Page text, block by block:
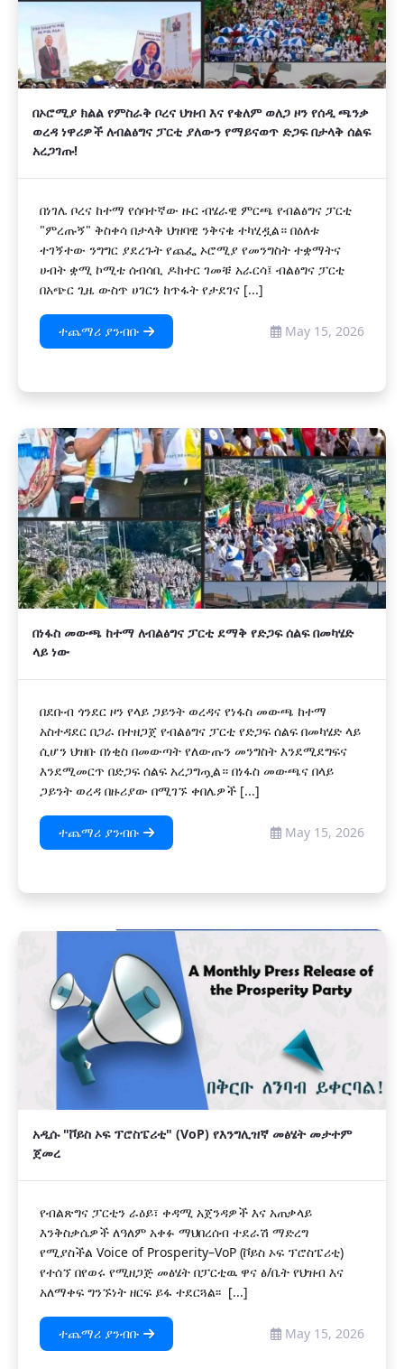
በኦሮሚያ ክልል የምስራቅ ቦረና ህዝብ እና የቄለም ወለጋ ዞን የሰዲ ጫንቃ
ወረዳ ነዋሪዎች ለብልፅግና ፓርቲ ያለውን የማይናወጥ ድጋፍ በታላቅ ሰልፍ
አረጋገጡ!
በነገሌ ቦረና ከተማ የሰባተኛው ዙር ብሄራዊ ምርጫ የብልፅግና ፓርቲ
"ምረጡኝ" ቅስቀሳ በታላቅ ህዝባዊ ንቅናቄ ተካሂዷል። በዕለቱ
ተገኝተው ንግግር ያደረጉት የጨፌ ኦሮሚያ የመንግስት ተቋማትና
ሀብት ቋሚ ኮሚቴ ሰብሳቢ ዶክተር ገመቹ አራርሳ፤ ብልፅግና ፓርቲ
በአጭር ጊዜ ውስጥ ሀገርን ከጥፋት የታደገና [...]
ተጨማሪ ያንብቡ May 15, 2026
በነፋስ መውጫ ከተማ ለብልፅግና ፓርቲ ደማቅ የድጋፍ ሰልፍ በመካሄድ
ላይ ነው
በደቡብ ጎንደር ዞን የላይ ጋይንት ወረዳና የነፋስ መውጫ ከተማ
አስተዳደር በጋራ በተዘጋጀ የብልፅግና ፓርቲ የድጋፍ ሰልፍ በመካሄድ ላይ
ሲሆን ህዝቡ በነቂስ በመውጣት የለውጡን መንግስት እንደሚደግፍና
እንደሚመርጥ በድጋፍ ሰልፍ አረጋግጧል። በነፋስ መውጫና በላይ
ጋይንት ወረዳ በዙሪያው በሚገኙ ቀበሌዎች [...]
ተጨማሪ ያንብቡ May 15, 2026
አዲሱ "ቮይስ ኦፍ ፕሮስፔሪቲ" (VoP) የእንግሊዝኛ መፅሄት መታተም
ጀመረ
የብልጽግና ፓርቲን ራዕይ፣ ቀዳሚ አጀንዳዎች እና አጠቃላይ
እንቅስቃሴዎች ለዓለም አቀፉ ማህበረሰብ ተደራሽ ማድረግ
የሚያስችል Voice of Prosperity–VoP (ቮይስ ኦፍ ፕሮስፔሪቲ)
የተሰኘ በየወሩ የሚዘጋጅ መፅሄት በፓርቲዉ ዋና ፅ/ቤት የህዝብ እና
አለማቀፍ ግንኙነት ዘርፍ ይፋ ተደርጓል፡፡ [...]
ተጨማሪ ያንብቡ May 15, 2026